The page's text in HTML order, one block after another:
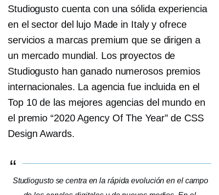
Studiogusto cuenta con una sólida experiencia
en el sector del lujo Made in Italy y ofrece
servicios a marcas premium que se dirigen a
un mercado mundial. Los proyectos de
Studiogusto han ganado numerosos premios
internacionales. La agencia fue incluida en el
Top 10 de las mejores agencias del mundo en
el premio “2020 Agency Of The Year” de CSS
Design Awards.
Studiogusto se centra en la rápida evolución en el campo